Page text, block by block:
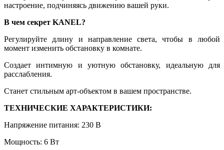
настроение, подчиняясь движению вашей руки.
В чем секрет KANEL?
Регулируйте длину и направление света, чтобы в любой
момент изменить обстановку в комнате.
Создает интимную и уютную обстановку, идеальную для
расслабления.
Станет стильным арт-объектом в вашем пространстве.
ТЕХНИЧЕСКИЕ ХАРАКТЕРИСТИКИ:
Напряжение питания: 230 В
Мощность: 6 Вт